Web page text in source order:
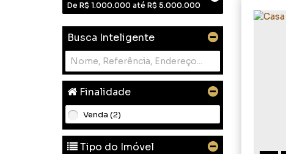
De R$ 1.000.000 até R$ 5.000.000
Busca Inteligente
Finalidade
Venda (2)
Tipo do Imóvel